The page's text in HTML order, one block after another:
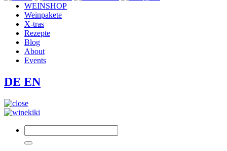
WEINSHOP
Weinpakete
X-tras
Rezepte
Blog
About
Events
DE EN